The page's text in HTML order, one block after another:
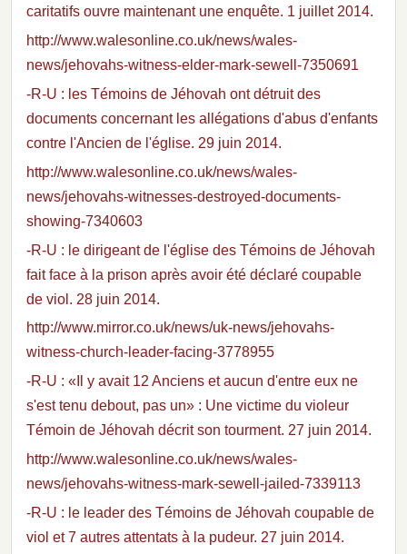
caritatifs ouvre maintenant une enquête. 1 juillet 2014.
http://www.walesonline.co.uk/news/wales-
news/jehovahs-witness-elder-mark-sewell-7350691
-R-U : les Témoins de Jéhovah ont détruit des
documents concernant les allégations d'abus d'enfants
contre l'Ancien de l'église. 29 juin 2014.
http://www.walesonline.co.uk/news/wales-
news/jehovahs-witnesses-destroyed-documents-
showing-7340603
-R-U : le dirigeant de l'église des Témoins de Jéhovah
fait face à la prison après avoir été déclaré coupable
de viol. 28 juin 2014.
http://www.mirror.co.uk/news/uk-news/jehovahs-
witness-church-leader-facing-3778955
-R-U : «Il y avait 12 Anciens et aucun d'entre eux ne
s'est tenu debout, pas un» : Une victime du violeur
Témoin de Jéhovah décrit son tourment. 27 juin 2014.
http://www.walesonline.co.uk/news/wales-
news/jehovahs-witness-mark-sewell-jailed-7339113
-R-U : le leader des Témoins de Jéhovah coupable de
viol et 7 autres attentats à la pudeur. 27 juin 2014.